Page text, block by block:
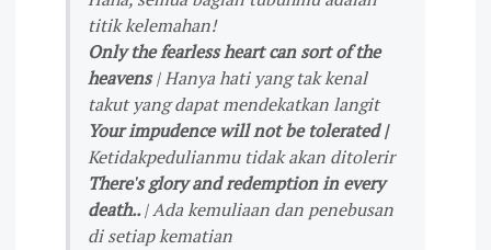
titik kelemahan!
Only the fearless heart can sort of the
heavens| Hanya hati yang tak kenal
takut yang dapat mendekatkan langit
Your impudence will not be tolerated |
Ketidakpedulianmu tidak akan ditolerir
There's glory and redemption in every
death..| Ada kemuliaan dan penebusan
di setiap kematian